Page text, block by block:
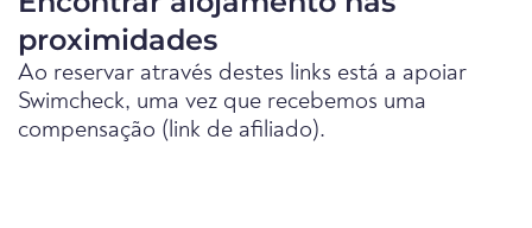
proximidades
Ao reservar através destes links está a apoiar
Swimcheck, uma vez que recebemos uma
compensação (link de afiliado).